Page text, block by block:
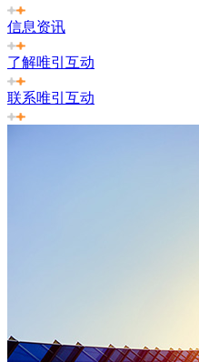
信息资讯
了解唯引互动
联系唯引互动